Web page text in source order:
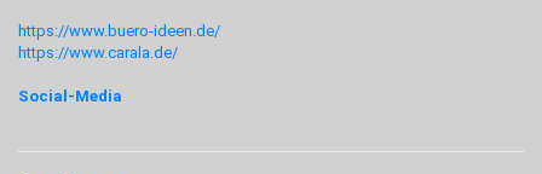
https://www.buero-ideen.de/
https://www.carala.de/
Social-Media